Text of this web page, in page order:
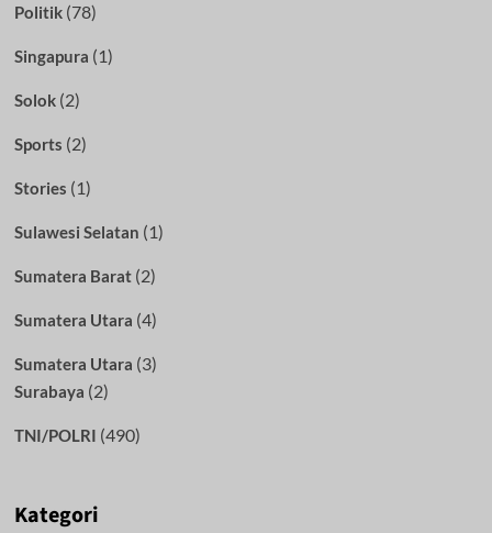
Politik(78)
Singapura (1)
Solok(2)
Sports (2)
Stories (1)
Sulawesi Selatan (1)
Sumatera Barat(2)
Sumatera Utara (4)
Sumatera Utara (3)
Surabaya (2)
TNI/POLRI (490)
Kategori